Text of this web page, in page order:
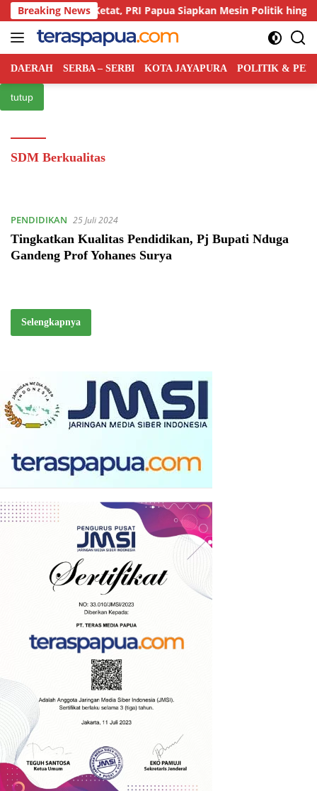
Langsung
ke
konten
Breaking News
Kian Ketat, PRI Papua Siapkan Mesin Politik hingga
DAERAH SERBA – SERBI KOTA JAYAPURA POLITIK &
tutup
SDM Berkualitas
PENDIDIKAN 25 Juli 2024
Tingkatkan Kualitas Pendidikan, Pj Bupati Nduga
Gandeng Prof Yohanes Surya
Selengkapnya